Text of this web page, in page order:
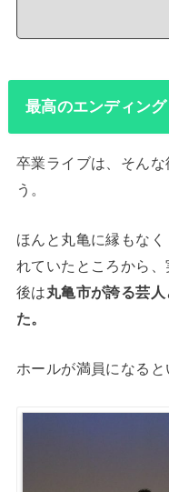
最高のエンディング
卒業ライブは、そん
う。
ほんと丸亀に縁もな
れていたところから
後は丸亀市が誇る芸
た。
ホールが満員になると